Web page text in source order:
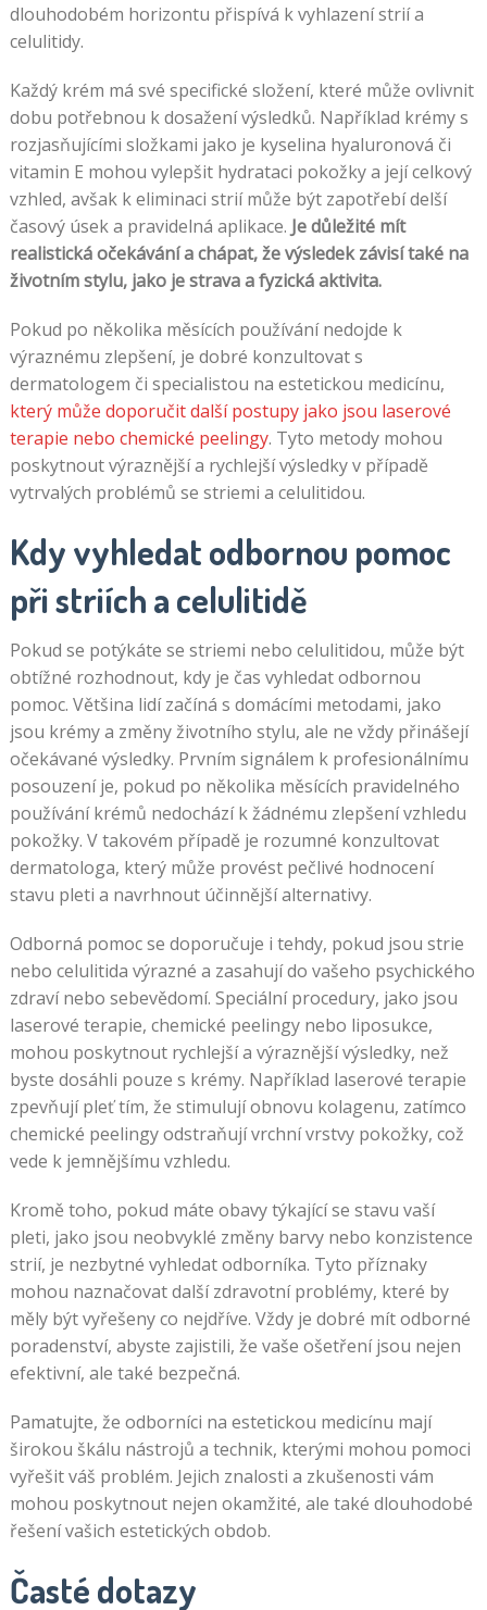
dlouhodobém horizontu přispívá k vyhlazení strií a
celulitidy.
Každý krém má své specifické složení, které může ovlivnit
dobu potřebnou k dosažení výsledků. Například krémy s
rozjasňujícími složkami jako je kyselina hyaluronová či
vitamin E mohou vylepšit hydrataci pokožky a její celkový
vzhled, avšak k eliminaci strií může být zapotřebí delší
časový úsek a pravidelná aplikace. Je důležité mít
realistická očekávání a chápat, že výsledek závisí také na
životním stylu, jako je strava a fyzická aktivita.
Pokud po několika měsících používání nedojde k
výraznému zlepšení, je dobré konzultovat s
dermatologem či specialistou na estetickou medicínu,
který může doporučit další postupy jako jsou laserové
terapie nebo chemické peelingy. Tyto metody mohou
poskytnout výraznější a rychlejší výsledky v případě
vytrvalých problémů se striemi a celulitidou.
Kdy vyhledat odbornou pomoc
při striích a celulitidě
Pokud se potýkáte se striemi nebo celulitidou, může být
obtížné rozhodnout, kdy je čas vyhledat odbornou
pomoc. Většina lidí začíná s domácími metodami, jako
jsou krémy a změny životního stylu, ale ne vždy přinášejí
očekávané výsledky. Prvním signálem k profesionálnímu
posouzení je, pokud po několika měsících pravidelného
používání krémů nedochází k žádnému zlepšení vzhledu
pokožky. V takovém případě je rozumné konzultovat
dermatologa, který může provést pečlivé hodnocení
stavu pleti a navrhnout účinnější alternativy.
Odborná pomoc se doporučuje i tehdy, pokud jsou strie
nebo celulitida výrazné a zasahují do vašeho psychického
zdraví nebo sebevědomí. Speciální procedury, jako jsou
laserové terapie, chemické peelingy nebo liposukce,
mohou poskytnout rychlejší a výraznější výsledky, než
byste dosáhli pouze s krémy. Například laserové terapie
zpevňují pleť tím, že stimulují obnovu kolagenu, zatímco
chemické peelingy odstraňují vrchní vrstvy pokožky, což
vede k jemnějšímu vzhledu.
Kromě toho, pokud máte obavy týkající se stavu vaší
pleti, jako jsou neobvyklé změny barvy nebo konzistence
strií, je nezbytné vyhledat odborníka. Tyto příznaky
mohou naznačovat další zdravotní problémy, které by
měly být vyřešeny co nejdříve. Vždy je dobré mít odborné
poradenství, abyste zajistili, že vaše ošetření jsou nejen
efektivní, ale také bezpečná.
Pamatujte, že odborníci na estetickou medicínu mají
širokou škálu nástrojů a technik, kterými mohou pomoci
vyřešit váš problém. Jejich znalosti a zkušenosti vám
mohou poskytnout nejen okamžité, ale také dlouhodobé
řešení vašich estetických obdob.
Časté dotazy